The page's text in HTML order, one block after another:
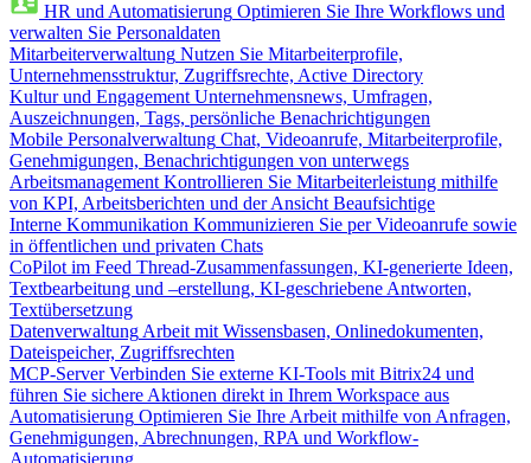
HR und Automatisierung Optimieren Sie Ihre Workflows und
verwalten Sie Personaldaten
Mitarbeiterverwaltung Nutzen Sie Mitarbeiterprofile,
Unternehmensstruktur, Zugriffsrechte, Active Directory
Kultur und Engagement Unternehmensnews, Umfragen,
Auszeichnungen, Tags, persönliche Benachrichtigungen
Mobile Personalverwaltung Chat, Videoanrufe, Mitarbeiterprofile,
Genehmigungen, Benachrichtigungen von unterwegs
Arbeitsmanagement Kontrollieren Sie Mitarbeiterleistung mithilfe
von KPI, Arbeitsberichten und der Ansicht Beaufsichtige
Interne Kommunikation Kommunizieren Sie per Videoanrufe sowie
in öffentlichen und privaten Chats
CoPilot im Feed Thread-Zusammenfassungen, KI-generierte Ideen,
Textbearbeitung und –erstellung, KI-geschriebene Antworten,
Textübersetzung
Datenverwaltung Arbeit mit Wissensbasen, Onlinedokumenten,
Dateispeicher, Zugriffsrechten
MCP-Server Verbinden Sie externe KI-Tools mit Bitrix24 und
führen Sie sichere Aktionen direkt in Ihrem Workspace aus
Automatisierung Optimieren Sie Ihre Arbeit mithilfe von Anfragen,
Genehmigungen, Abrechnungen, RPA und Workflow-
Automatisierung